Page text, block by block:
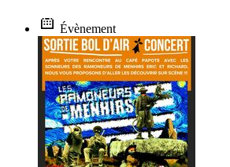
Évènement